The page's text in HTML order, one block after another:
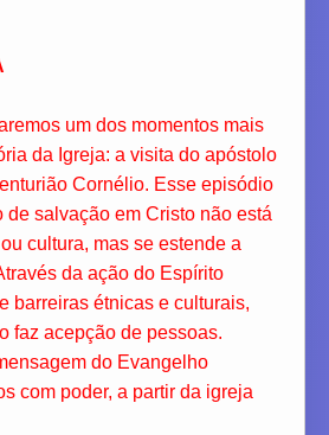
um dos momentos mais
da Igreja: a visita do apóstolo
Cornélio. Esse episódio
de salvação em Cristo não está
cultura, mas se estende a
da ação do Espírito
barreiras étnicas e culturais,
faz acepção de pessoas.
do Evangelho
com poder, a partir da igreja